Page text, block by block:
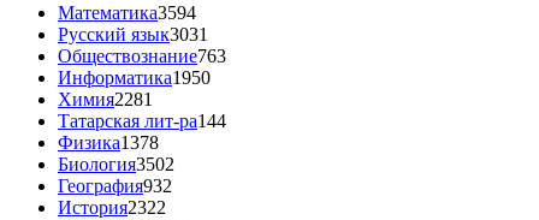
Математика3594
Русский язык3031
Обществознание763
Информатика1950
Химия2281
Татарская лит-ра144
Физика1378
Биология3502
География932
История2322